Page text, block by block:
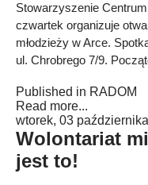
Stowarzyszenie
czwartek organizuje
młodzieży w Arce.
ul. Chrobrego 7/9.
Published in RADOM
Read more...
wtorek, 03
Wolontariat
jest to!